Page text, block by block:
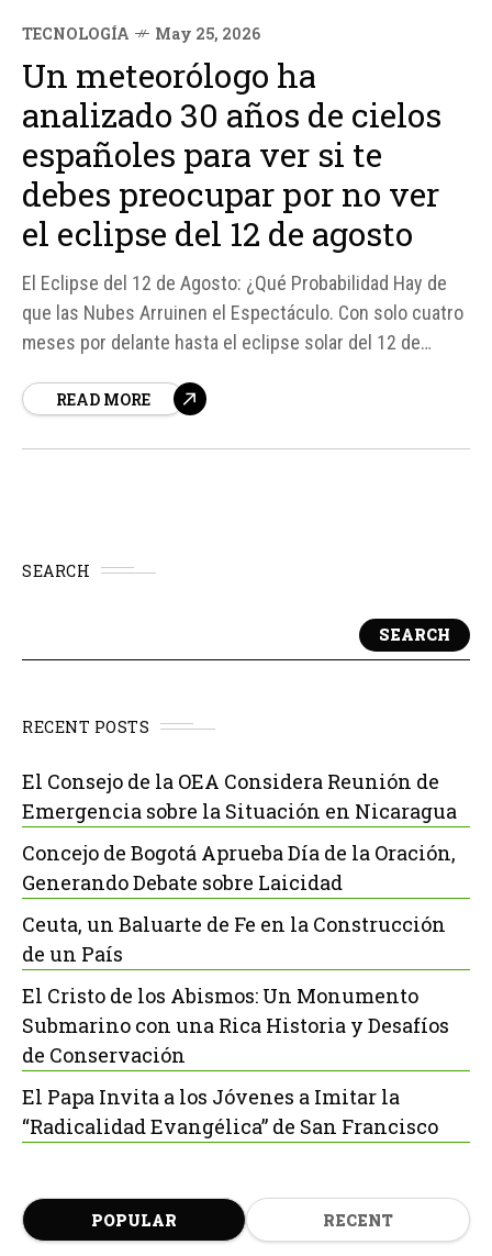
TECNOLOGÍA May 25, 2026
Un meteorólogo ha
analizado 30 años de cielos
españoles para ver si te
debes preocupar por no ver
el eclipse del 12 de agosto
El Eclipse del 12 de Agosto: ¿Qué Probabilidad Hay de
que las Nubes Arruinen el Espectáculo. Con solo cuatro
meses por delante hasta el eclipse solar del 12 de
Sin embargo, una pregunta preocupa a muchos: ¿qué
READ MORE
SEARCH
SEARCH
RECENT POSTS
El Consejo de la OEA Considera Reunión de
Emergencia sobre la Situación en Nicaragua
Concejo de Bogotá Aprueba Día de la Oración,
Generando Debate sobre Laicidad
Ceuta, un Baluarte de Fe en la Construcción
de un País
El Cristo de los Abismos: Un Monumento
Submarino con una Rica Historia y Desafíos
de Conservación
El Papa Invita a los Jóvenes a Imitar la
“Radicalidad Evangélica” de San Francisco
POPULAR RECENT